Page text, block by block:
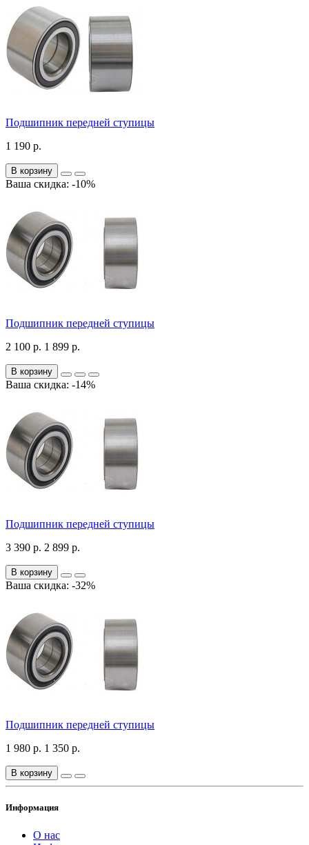
Подшипник передней ступицы
1 190 р.
В корзину
Ваша скидка: -10%
Подшипник передней ступицы
2 100 р. 1 899 р.
В корзину
Ваша скидка: -14%
Подшипник передней ступицы
3 390 р. 2 899 р.
В корзину
Ваша скидка: -32%
Подшипник передней ступицы
1 980 р. 1 350 р.
В корзину
Информация
О нас